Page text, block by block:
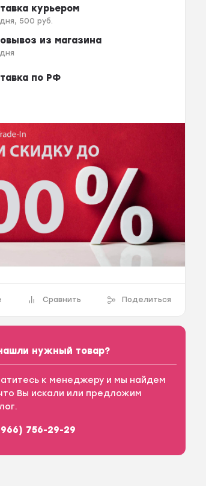
курьером
500 руб.
из магазина
по РФ
Сравнить Поделиться
нужный товар?
к менеджеру и мы найдем
Вы искали или предложим
756-29-29